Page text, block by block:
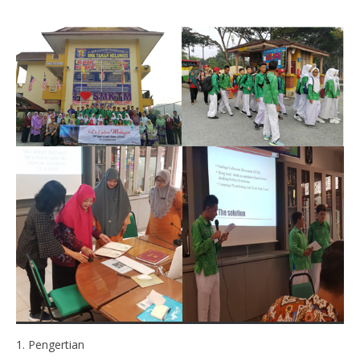
1. Pengertian